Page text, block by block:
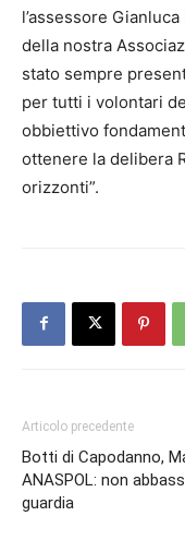
l’assessore
della nostra
stato sempre
per tutti i volontari
obbiettivo
ottenere la delibera
orizzonti”.
Articolo precedente
Botti di Capodanno,
ANASPOL: non
guardia